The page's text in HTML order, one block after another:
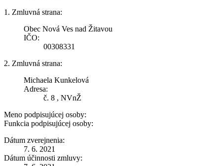
1. Zmluvná strana:
Obec Nová Ves nad Žitavou
IČO:
00308331
2. Zmluvná strana:
Michaela Kunkelová
Adresa:
č. 8 , NVnŽ
Meno podpisujúcej osoby:
Funkcia podpisujúcej osoby:
Dátum zverejnenia:
7. 6. 2021
Dátum účinnosti zmluvy: